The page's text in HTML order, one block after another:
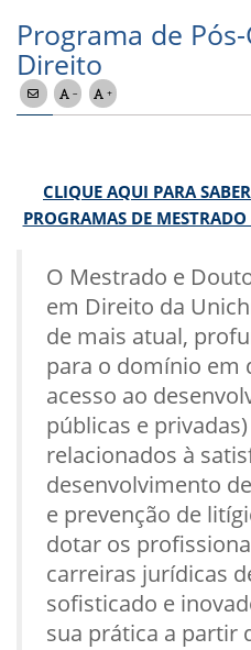
Programa de
Direito
CLIQUE AQUI PARA
PROGRAMAS DE
O Mestrado e
em Direito da
de mais atual,
para o domínio em
acesso ao
públicas e
relacionados à
desenvolvimento
e prevenção de
dotar os
carreiras jurídicas
sofisticado e
sua prática a partir